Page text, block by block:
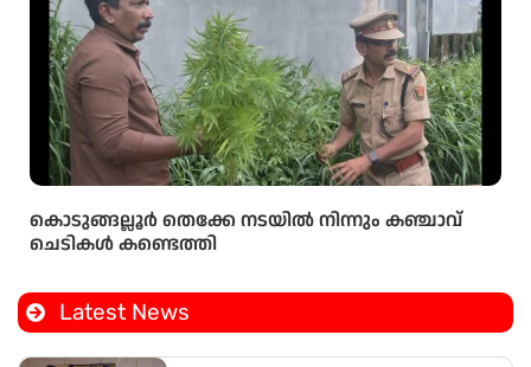
കൊടുങ്ങല്ലൂർ തെക്കേ നടയിൽ നിന്നും കഞ്ചാവ്
ചെടികൾ കണ്ടെത്തി
Latest News